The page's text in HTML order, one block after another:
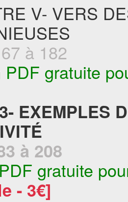
V- VERS
à 182
PDF gratuite
EXEMPLES
à 208
gratuite
- 3€]